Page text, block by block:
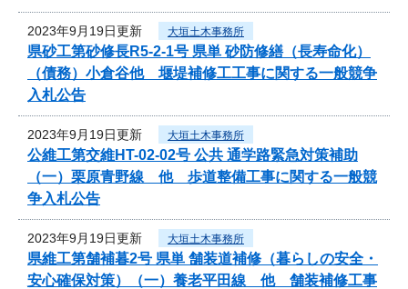
2023年9月19日更新 大垣土木事務所
県砂工第砂修長R5-2-1号 県単 砂防修繕（長寿命化）
（債務）小倉谷他 堰堤補修工工事に関する一般競争
入札公告
2023年9月19日更新 大垣土木事務所
公維工第交維HT-02-02号 公共 通学路緊急対策補助
（一）栗原青野線 他 歩道整備工事に関する一般競
争入札公告
2023年9月19日更新 大垣土木事務所
県維工第舗補暮2号 県単 舗装道補修（暮らしの安全・
安心確保対策）（一）養老平田線 他 舗装補修工事